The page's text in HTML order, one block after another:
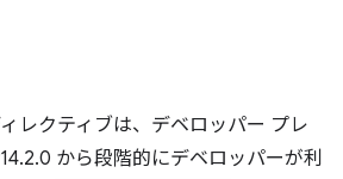
レクティブは、デベロッパー プレ
から段階的にデベロッパーが利